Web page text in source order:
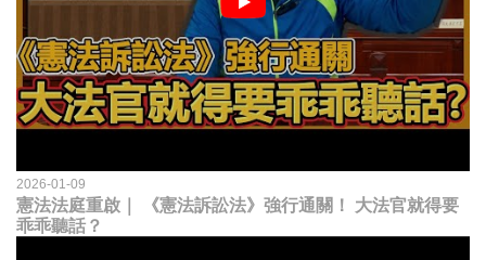
2026-01-09
憲法法庭重啟｜ 《憲法訴訟法》強行通關！ 大法官就得要
乖乖聽話？